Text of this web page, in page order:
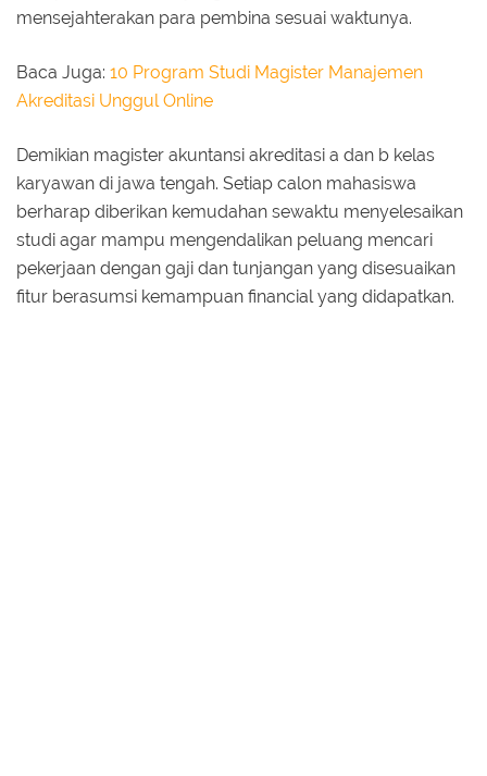
mensejahterakan para pembina sesuai waktunya.
Baca Juga: 10 Program Studi Magister Manajemen
Akreditasi Unggul Online
Demikian magister akuntansi akreditasi a dan b kelas
karyawan di jawa tengah. Setiap calon mahasiswa
berharap diberikan kemudahan sewaktu menyelesaikan
studi agar mampu mengendalikan peluang mencari
pekerjaan dengan gaji dan tunjangan yang disesuaikan
fitur berasumsi kemampuan financial yang didapatkan.